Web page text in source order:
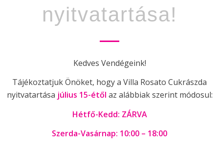
nyitvatartása!
Kedves Vendégeink!
Tájékoztatjuk Önöket, hogy a Villa Rosato Cukrászda
nyitvatartása július 15-étől az alábbiak szerint módosul:
Hétfő-Kedd: ZÁRVA
Szerda-Vasárnap: 10:00 – 18:00